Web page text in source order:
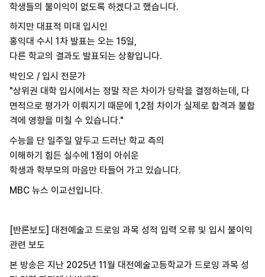
학생들의 불이익이 없도록 하겠다고 했습니다.
하지만 대표적 미대 입시인
홍익대 수시 1차 발표는 오는 15일,
다른 학교의 결과도 발표되는 상황입니다.
박인오 / 입시 전문가
"상위권 대학 입시에서는 정말 작은 차이가 당락을 결정하는데, 다
면적으로 평가가 이뤄지기 때문에 1,2점 차이가 실제로 합격과 불합
격에 영향을 미칠 수 있습니다."
수능을 단 일주일 앞두고 드러난 학교 측의
이해하기 힘든 실수에 1점이 아쉬운
학생과 학부모의 마음만 타들어 가고 있습니다.
MBC 뉴스 이교선입니다.
[반론보도] 대전예술고 드로잉 과목 성적 입력 오류 및 입시 불이익
관련 보도
본 방송은 지난 2025년 11월 대전예술고등학교가 드로잉 과목 성